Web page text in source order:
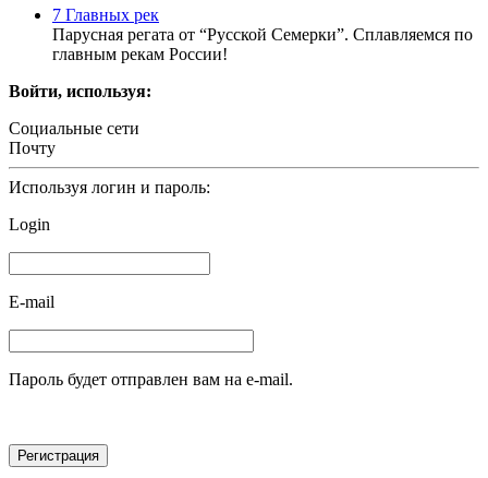
7 Главных рек
Парусная регата от “Русской Семерки”. Сплавляемся по
главным рекам России!
Войти, используя:
Социальные сети
Почту
Используя логин и пароль:
Login
E-mail
Пароль будет отправлен вам на e-mail.